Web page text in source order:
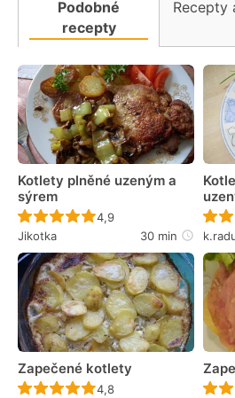
Podobné
recepty
Recepty
Kotlety plněné uzeným a
sýrem
Recept ještě nebyl
4,9
Jikotka
30 min
Zapečené kotlety
Recept ještě nebyl
4,8